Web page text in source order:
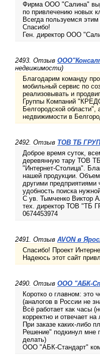
Фирма ООО "Салина"
по привлечению новых
Всегда пользуемся
Спасибо!
Ген. директор ООО
2493. Отзыв
недвижимости)
Благодарим команду
мобильный сервис по
реализовывать и
Группы Компаний
Белгородской
недвижимости в
2492. Отзыв ТОВ ТБ
Доброе время суток,
деревянную тару ТОВ
"Интернет-Столица".
нашей продукции. Объем
другими предприятиями
удобность поиска
С ув. Тымченко Виктор
тех. директор ТОВ "ТБ
0674453974
2491. Отзыв AVON в
Спасибо! Проект
Надеюсь этот сайт
2490. Отзыв ООО "АБК-
Коротко о главном: это
(аналогов в России не
Всё работает как часы
корректно и отвечает
При заказе каких-либо
Решение" подкинул мне
делать)
ООО "АБК-Стандарт"